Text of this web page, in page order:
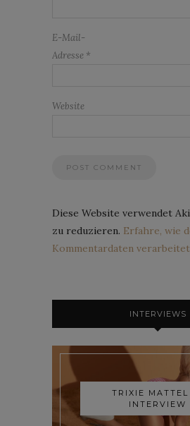
E-Mail-
Adresse *
Website
Diese Website verwendet
zu reduzieren. Erfahre, wie
Kommentardaten
INTERVIEWS
TRIXIE MATTEL
INTERVIEW